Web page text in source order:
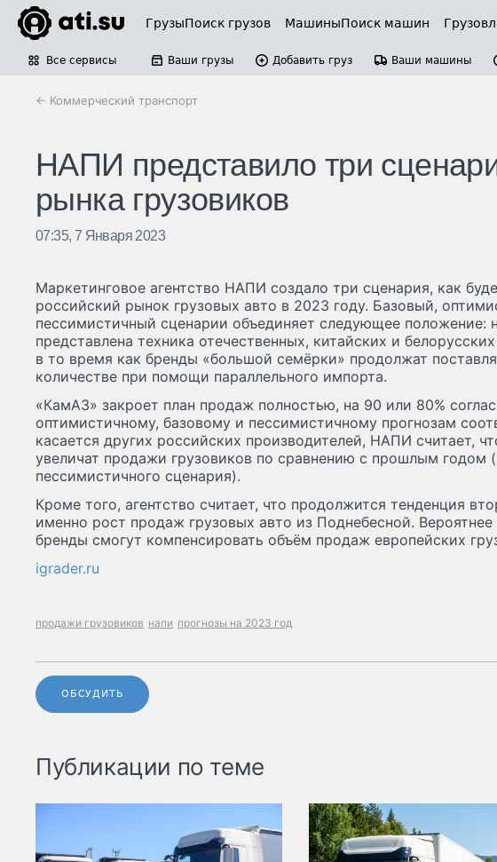
ГрузыПоиск грузов МашиныПоиск машин
Все сервисы Ваши грузы Добавить груз Ваши машины
← Коммерческий транспорт
НАПИ представило три
рынка грузовиков
07:35, 7 Января 2023
Маркетинговое агентство НАПИ создало три сценария, как
российский рынок грузовых авто в 2023 году. Базовый,
пессимистичный сценарии объединяет следующее положение:
представлена техника отечественных, китайских и
в то время как бренды «большой семёрки» продолжат
количестве при помощи параллельного импорта.
«КамАЗ» закроет план продаж полностью, на 90 или 80%
оптимистичному, базовому и пессимистичному прогнозам
касается других российских производителей, НАПИ считает,
увеличат продажи грузовиков по сравнению с прошлым годом
пессимистичного сценария).
Кроме того, агентство считает, что продолжится тенденция
именно рост продаж грузовых авто из Поднебесной. Вероятнее
бренды смогут компенсировать объём продаж европейских
igrader.ru
продажи грузовиков напи прогнозы на 2023 год
ОБСУДИТЬ
Публикации по теме